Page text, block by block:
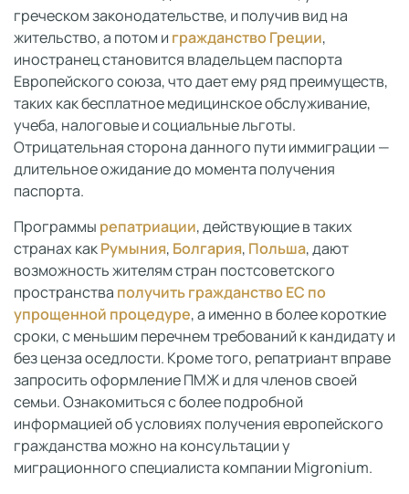
греческом законодательстве, и получив вид на
жительство, а потом и гражданство Греции,
иностранец становится владельцем паспорта
Европейского союза, что дает ему ряд преимуществ,
таких как бесплатное медицинское обслуживание,
учеба, налоговые и социальные льготы.
Отрицательная сторона данного пути иммиграции —
длительное ожидание до момента получения
паспорта.
Программы репатриации, действующие в таких
странах какРумыния, Болгария, Польша, дают
возможность жителям стран постсоветского
пространства получить гражданство ЕС по
упрощенной процедуре, а именно в более короткие
сроки, с меньшим перечнем требований к кандидату и
без ценза оседлости. Кроме того, репатриант вправе
запросить оформление ПМЖ и для членов своей
семьи. Ознакомиться с более подробной
информацией об условиях получения европейского
гражданства можно на консультации у
миграционного специалиста компании Migronium.